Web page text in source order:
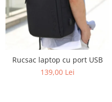
Rucsac laptop cu port USB
139,00 Lei